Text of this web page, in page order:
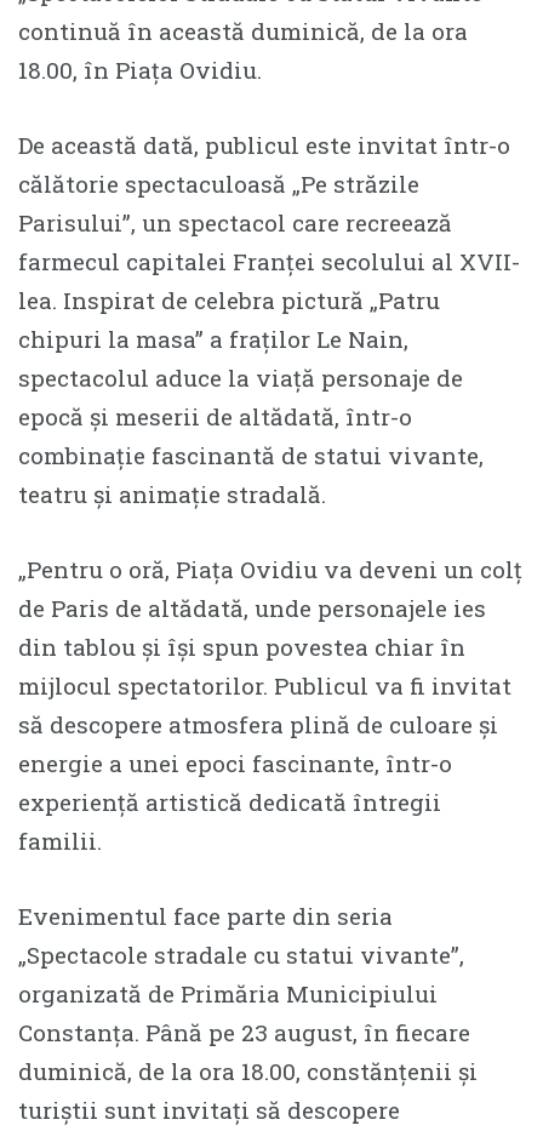
continuă în această duminică, de la ora
18.00, în Piața Ovidiu.
De această dată, publicul este invitat într-o
călătorie spectaculoasă „Pe străzile
Parisului”, un spectacol care recreează
farmecul capitalei Franței secolului al XVII-
lea. Inspirat de celebra pictură „Patru
chipuri la masa” a fraților Le Nain,
spectacolul aduce la viață personaje de
epocă și meserii de altădată, într-o
combinație fascinantă de statui vivante,
teatru și animație stradală.
„Pentru o oră, Piața Ovidiu va deveni un colț
de Paris de altădată, unde personajele ies
din tablou și își spun povestea chiar în
mijlocul spectatorilor. Publicul va fi invitat
să descopere atmosfera plină de culoare și
energie a unei epoci fascinante, într-o
experiență artistică dedicată întregii
familii.
Evenimentul face parte din seria
„Spectacole stradale cu statui vivante”,
organizată de Primăria Municipiului
Constanța. Până pe 23 august, în fiecare
duminică, de la ora 18.00, constănțenii și
turiștii sunt invitați să descopere